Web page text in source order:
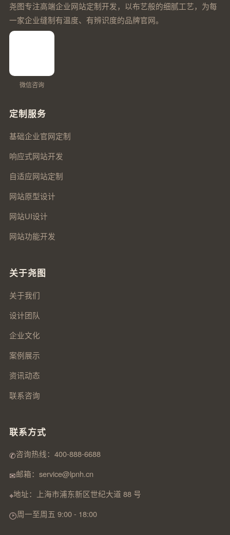
尧图专注高端企业网站定制开发，以布艺般的细腻工艺，为每
一家企业缝制有温度、有辨识度的品牌官网。
微信咨询
定制服务
基础企业官网定制
响应式网站开发
自适应网站定制
网站原型设计
网站UI设计
网站功能开发
关于尧图
关于我们
设计团队
企业文化
案例展示
资讯动态
联系咨询
联系方式
✆咨询热线：400-888-6688
✉邮箱：service@lpnh.cn
⌖地址：上海市浦东新区世纪大道 88 号
🕑周一至周五 9:00 - 18:00